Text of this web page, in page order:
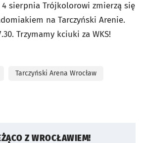
sierpnia Trójkolorowi zmierzą się
na Tarczyński Arenie.
Trzymamy kciuki za WKS!
Tarczyński Arena Wrocław
Z WROCŁAWIEM!